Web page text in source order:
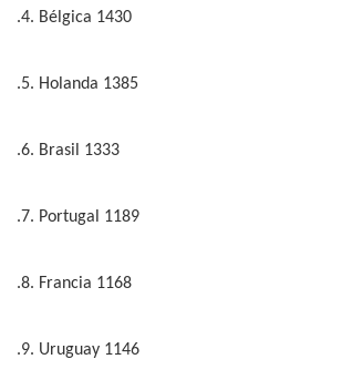
.4. Bélgica 1430
.5. Holanda 1385
.6. Brasil 1333
.7. Portugal 1189
.8. Francia 1168
.9. Uruguay 1146